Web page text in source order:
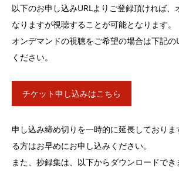
以下のお申し込みURLよりご登録頂ければ、
なりますが視聴することが可能となります。
オンデマンドの視聴をご希望の場合は下記の
ください。
チケット申し込みはこちら
申し込み締め切りを一時的に延長しており
る方はお早めにお申し込みください。
また、抄録集は、以下からダウンロードでき